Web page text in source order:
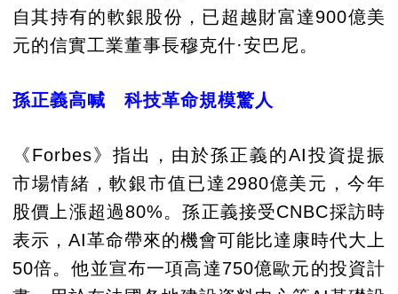
自其持有的軟銀股份，已超越財富達900億美
元的信實工業董事長穆克什·安巴尼。
孫正義高喊 科技革命規模驚人
《Forbes》指出，由於孫正義的AI投資提振
市場情緒，軟銀市值已達2980億美元，今年
股價上漲超過80%。孫正義接受CNBC採訪時
表示，AI革命帶來的機會可能比達康時代大上
50倍。他並宣布一項高達750億歐元的投資計